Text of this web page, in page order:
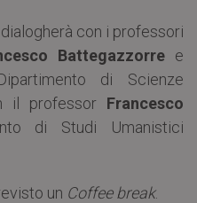
dialogherà con i professori
Battegazzorree
di Scienze
il professor Francesco
di Studi Umanistici
un Coffee break.